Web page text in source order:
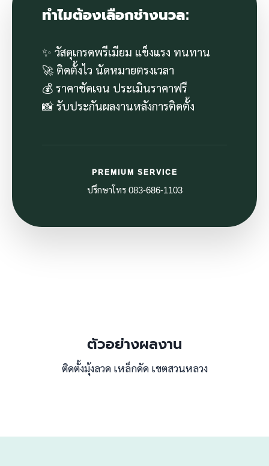
ทำไมต้องเลือกช่างนวล:
✨ วัสดุเกรดพรีเมียม แข็งแรง ทนทาน
🚀 ติดตั้งไว นัดหมายตรงเวลา
💰 ราคาชัดเจน ประเมินราคาฟรี
📸 รับประกันผลงานหลังการติดตั้ง
PREMIUM SERVICE
ปรึกษาโทร 083-686-1103
ตัวอย่างผลงาน
ติดตั้งมุ้งลวด เหล็กดัด เขตสวนหลวง